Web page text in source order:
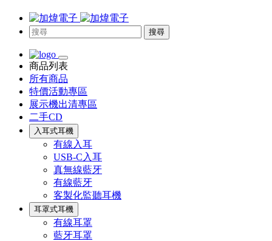
搜尋
商品列表
所有商品
特價活動專區
展示機出清專區
二手CD
入耳式耳機
有線入耳
USB-C入耳
真無線藍牙
有線藍牙
客製化監聽耳機
耳罩式耳機
有線耳罩
藍牙耳罩